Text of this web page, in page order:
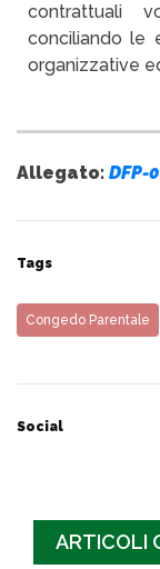
contrattuali
conciliando le
organizzative
Allegato: DFP-
Tags
Congedo Parentale
Social
ARTICOLI